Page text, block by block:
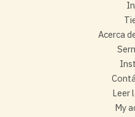
Acerca
Leer
My